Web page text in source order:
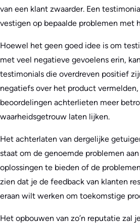
van een klant zwaarder. Een
vestigen op bepaalde problemen met
Hoewel het geen goed idee is om
met veel negatieve gevoelens erin,
testimonials die overdreven positief
negatiefs over het product
beoordelingen achterlieten meer
waarheidsgetrouw laten lijken.
Het achterlaten van dergelijke
staat om de genoemde problemen
oplossingen te bieden of de
zien dat je de feedback van klanten
eraan wilt werken om toekomstige
Het opbouwen van zo’n reputatie zal